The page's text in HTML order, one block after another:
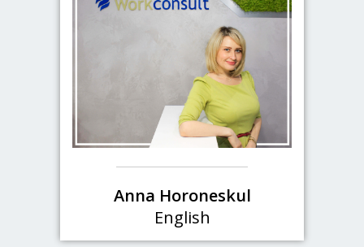
Anna Horoneskul
English